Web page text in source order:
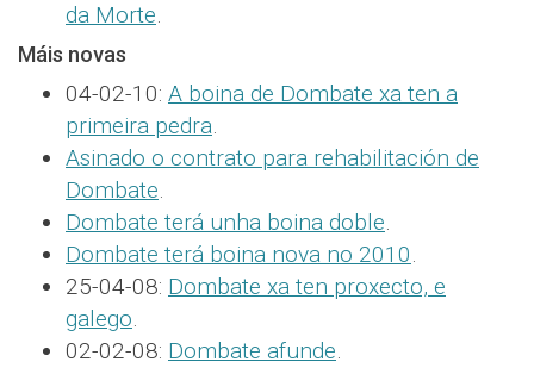
da Morte.
Máis novas
04-02-10: A boina de Dombate xa ten a
primeira pedra.
Asinado o contrato para rehabilitación de
Dombate.
Dombate terá unha boina doble.
Dombate terá boina nova no 2010.
25-04-08: Dombate xa ten proxecto, e
galego.
02-02-08: Dombate afunde.